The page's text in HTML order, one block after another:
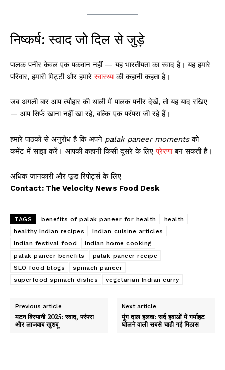
निष्कर्ष: स्वाद जो दिल से जुड़े
पालक पनीर केवल एक पकवान नहीं — यह भारतीयता का स्वाद है। यह हमारे
परिवार, हमारी मिट्टी और हमारेस्वास्थ्यकी कहानी कहता है।
जब अगली बार आप त्यौहार की थाली में पालक पनीर देखें, तो यह याद रखिए
— आप सिर्फ खाना नहीं खा रहे, बल्कि एक परंपरा जी रहे हैं।
हमारे पाठकों से अनुरोध है कि अपने palak paneer momentsको
कमेंट में साझा करें। आपकी कहानी किसी दूसरे के लिएप्रेरणाबन सकती है।
अधिक जानकारी और फूड रिपोर्ट्स के लिए
Contact: The Velocity News Food Desk
TAGS benefits of palak paneer for health
health
healthy Indian recipes
Indian cuisine articles
Indian festival food
Indian home cooking
palak paneer benefits
palak paneer recipe
SEO food blogs
spinach paneer
superfood spinach dishes
vegetarian Indian curry
Previous article
मटन बिरयानी 2025: स्वाद, परंपरा
और लाजवाब खुशबू
Next article
मूंग दाल हलवा: सर्द हवाओं में गर्माहट
घोलने वाली सबसे चाही गई मिठास